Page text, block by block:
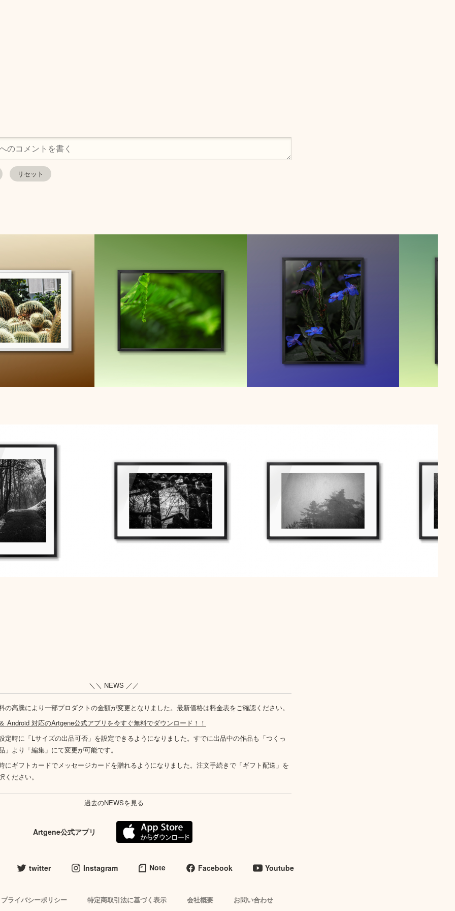
＼＼ NEWS ／／
の高騰により一部プロダクトの金額が変更となりました。最新価格は料金表をご確認ください。
Android 対応のArtgene公式アプリを今すぐ無料でダウンロード！！
定時に「Lサイズの出品可否」を設定できるようになりました。すでに出品中の作品も「つくっ
」より「編集」にて変更が可能です。
にギフトカードでメッセージカードを贈れるようになりました。注文手続きで「ギフト配送」を
ください。
過去のNEWSを見る
Artgene公式アプリ
twitter Instagram Note Facebook Youtube
プライバシーポリシー 特定商取引法に基づく表示 会社概要 お問い合わせ